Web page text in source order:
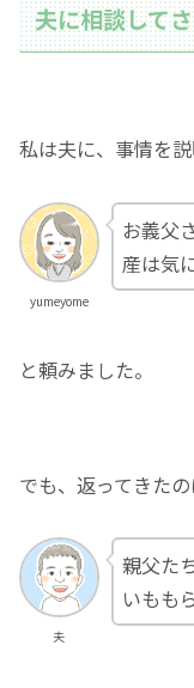
夫に相談して
私は夫に、事情を
yumeyome
お義父
産は気
と頼みました。
でも、返ってきたの
夫
親父た
いもも